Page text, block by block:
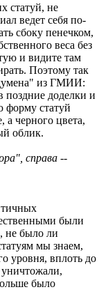
статуй, не
ведет себя по-
сбоку пенечком,
веса без
и видите там
Поэтому так
из ГМИИ:
поздние доделки и
форму статуй
а черного цвета,
облик.
справа --
были
не было ли
мы знаем,
уровня, вплоть до
было